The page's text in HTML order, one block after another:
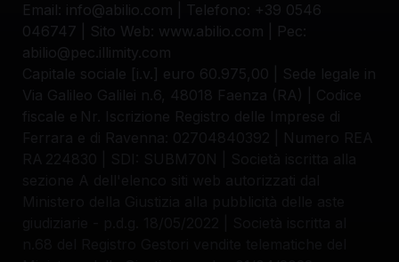
Email: info@abilio.com | Telefono: +39 0546
046747 | Sito Web: www.abilio.com | Pec:
abilio@pec.illimity.com
Capitale sociale [i.v.] euro 60.975,00 | Sede legale in